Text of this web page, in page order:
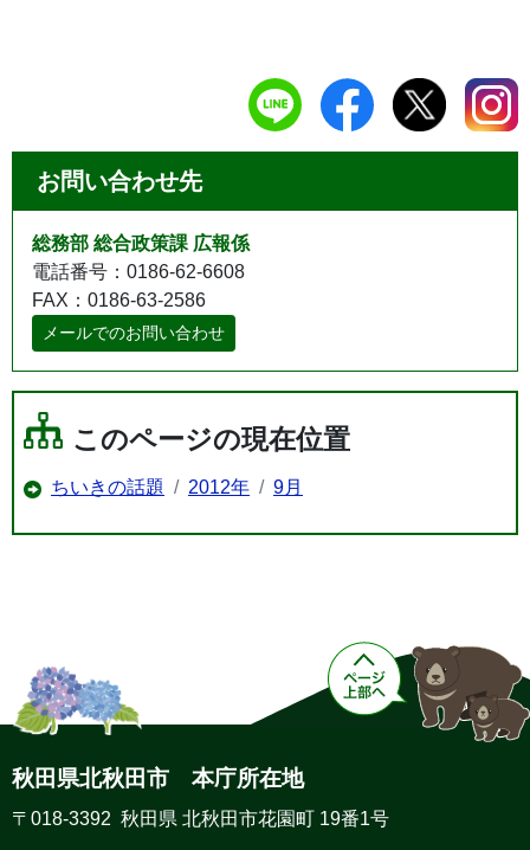
お問い合わせ先
総務部 総合政策課 広報係
電話番号：0186-62-6608
FAX：0186-63-2586
メールでのお問い合わせ
このページの現在位置
ちいきの話題 2012年 9月
秋田県北秋田市 本庁所在地
〒018-3392 秋田県 北秋田市花園町 19番1号